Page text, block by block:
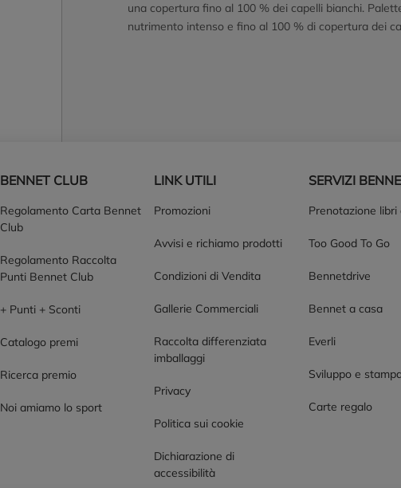
una copertura fino al 100 % dei capelli bianchi.
nutrimento intenso e fino al 100 % di copertura dei
BENNET CLUB
Regolamento Carta Bennet
Club
Regolamento Raccolta
Punti Bennet Club
+ Punti + Sconti
Catalogo premi
Ricerca premio
Noi amiamo lo sport
LINK UTILI
Promozioni
Avvisi e richiamo prodotti
Condizioni di Vendita
Gallerie Commerciali
Raccolta differenziata
imballaggi
Privacy
Politica sui cookie
Dichiarazione di
accessibilità
SERVIZI
Prenotazione
Too Good To Go
Bennetdrive
Bennet a casa
Everli
Sviluppo e
Carte regalo